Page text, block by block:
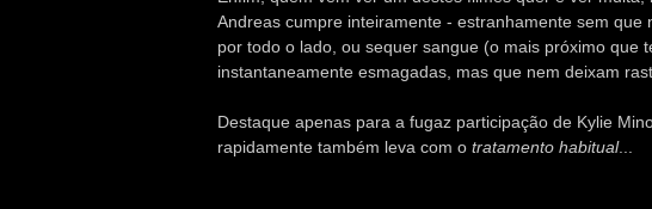
Andreas cumpre inteiramente - estranhamente sem
por todo o lado, ou sequer sangue (o mais próximo que
instantaneamente esmagadas, mas que nem deixam
Destaque apenas para a fugaz participação de Kylie
rapidamente também leva com o tratamento habitual...